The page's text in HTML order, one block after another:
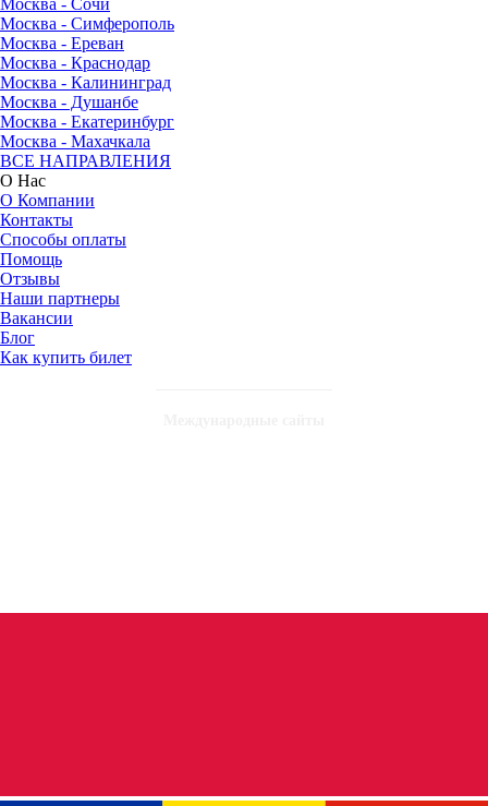
Москва - Симферополь
Москва - Ереван
Москва - Краснодар
Москва - Калининград
Москва - Душанбе
Москва - Екатеринбург
Москва - Махачкала
ВСЕ НАПРАВЛЕНИЯ
О Нас
О Компании
Контакты
Способы оплаты
Помощь
Отзывы
Наши партнеры
Вакансии
Блог
Как купить билет